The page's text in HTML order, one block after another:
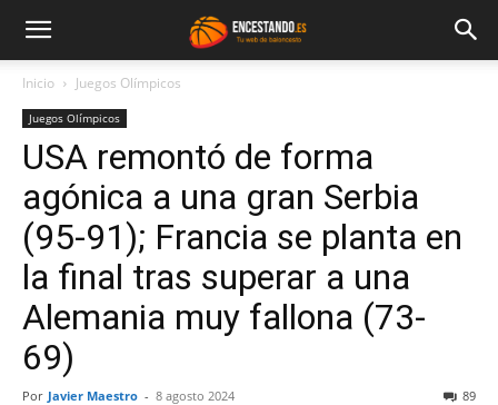
Inicio Juegos Olímpicos
Juegos Olímpicos
USA remontó de forma
agónica a una gran Serbia
(95-91); Francia se planta en
la final tras superar a una
Alemania muy fallona (73-
69)
Por Javier Maestro - 8 agosto 2024 89